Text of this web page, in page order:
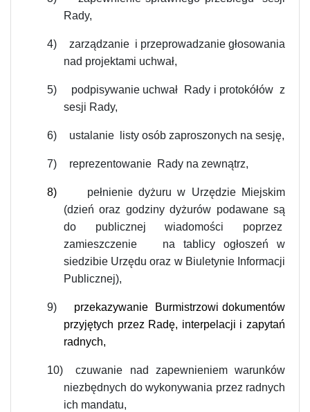
Rady,
4)
zarządzanie i przeprowadzanie głosowania
nad projektami uchwał,
5)
podpisywanie uchwał Rady i protokółów z
sesji Rady,
6) ustalanie listy osób zaproszonych na sesję,
7) reprezentowanie Rady na zewnątrz,
8)
pełnienie dyżuru w Urzędzie Miejskim
(dzień oraz godziny dyżurów podawane są
do publicznej wiadomości poprzez
zamieszczenie na tablicy ogłoszeń w
siedzibie Urzędu oraz w Biuletynie Informacji
Publicznej),
9)
przekazywanie Burmistrzowi dokumentów
przyjętych przez Radę, interpelacji i zapytań
radnych,
10)
czuwanie nad zapewnieniem warunków
niezbędnych do wykonywania przez radnych
ich mandatu,